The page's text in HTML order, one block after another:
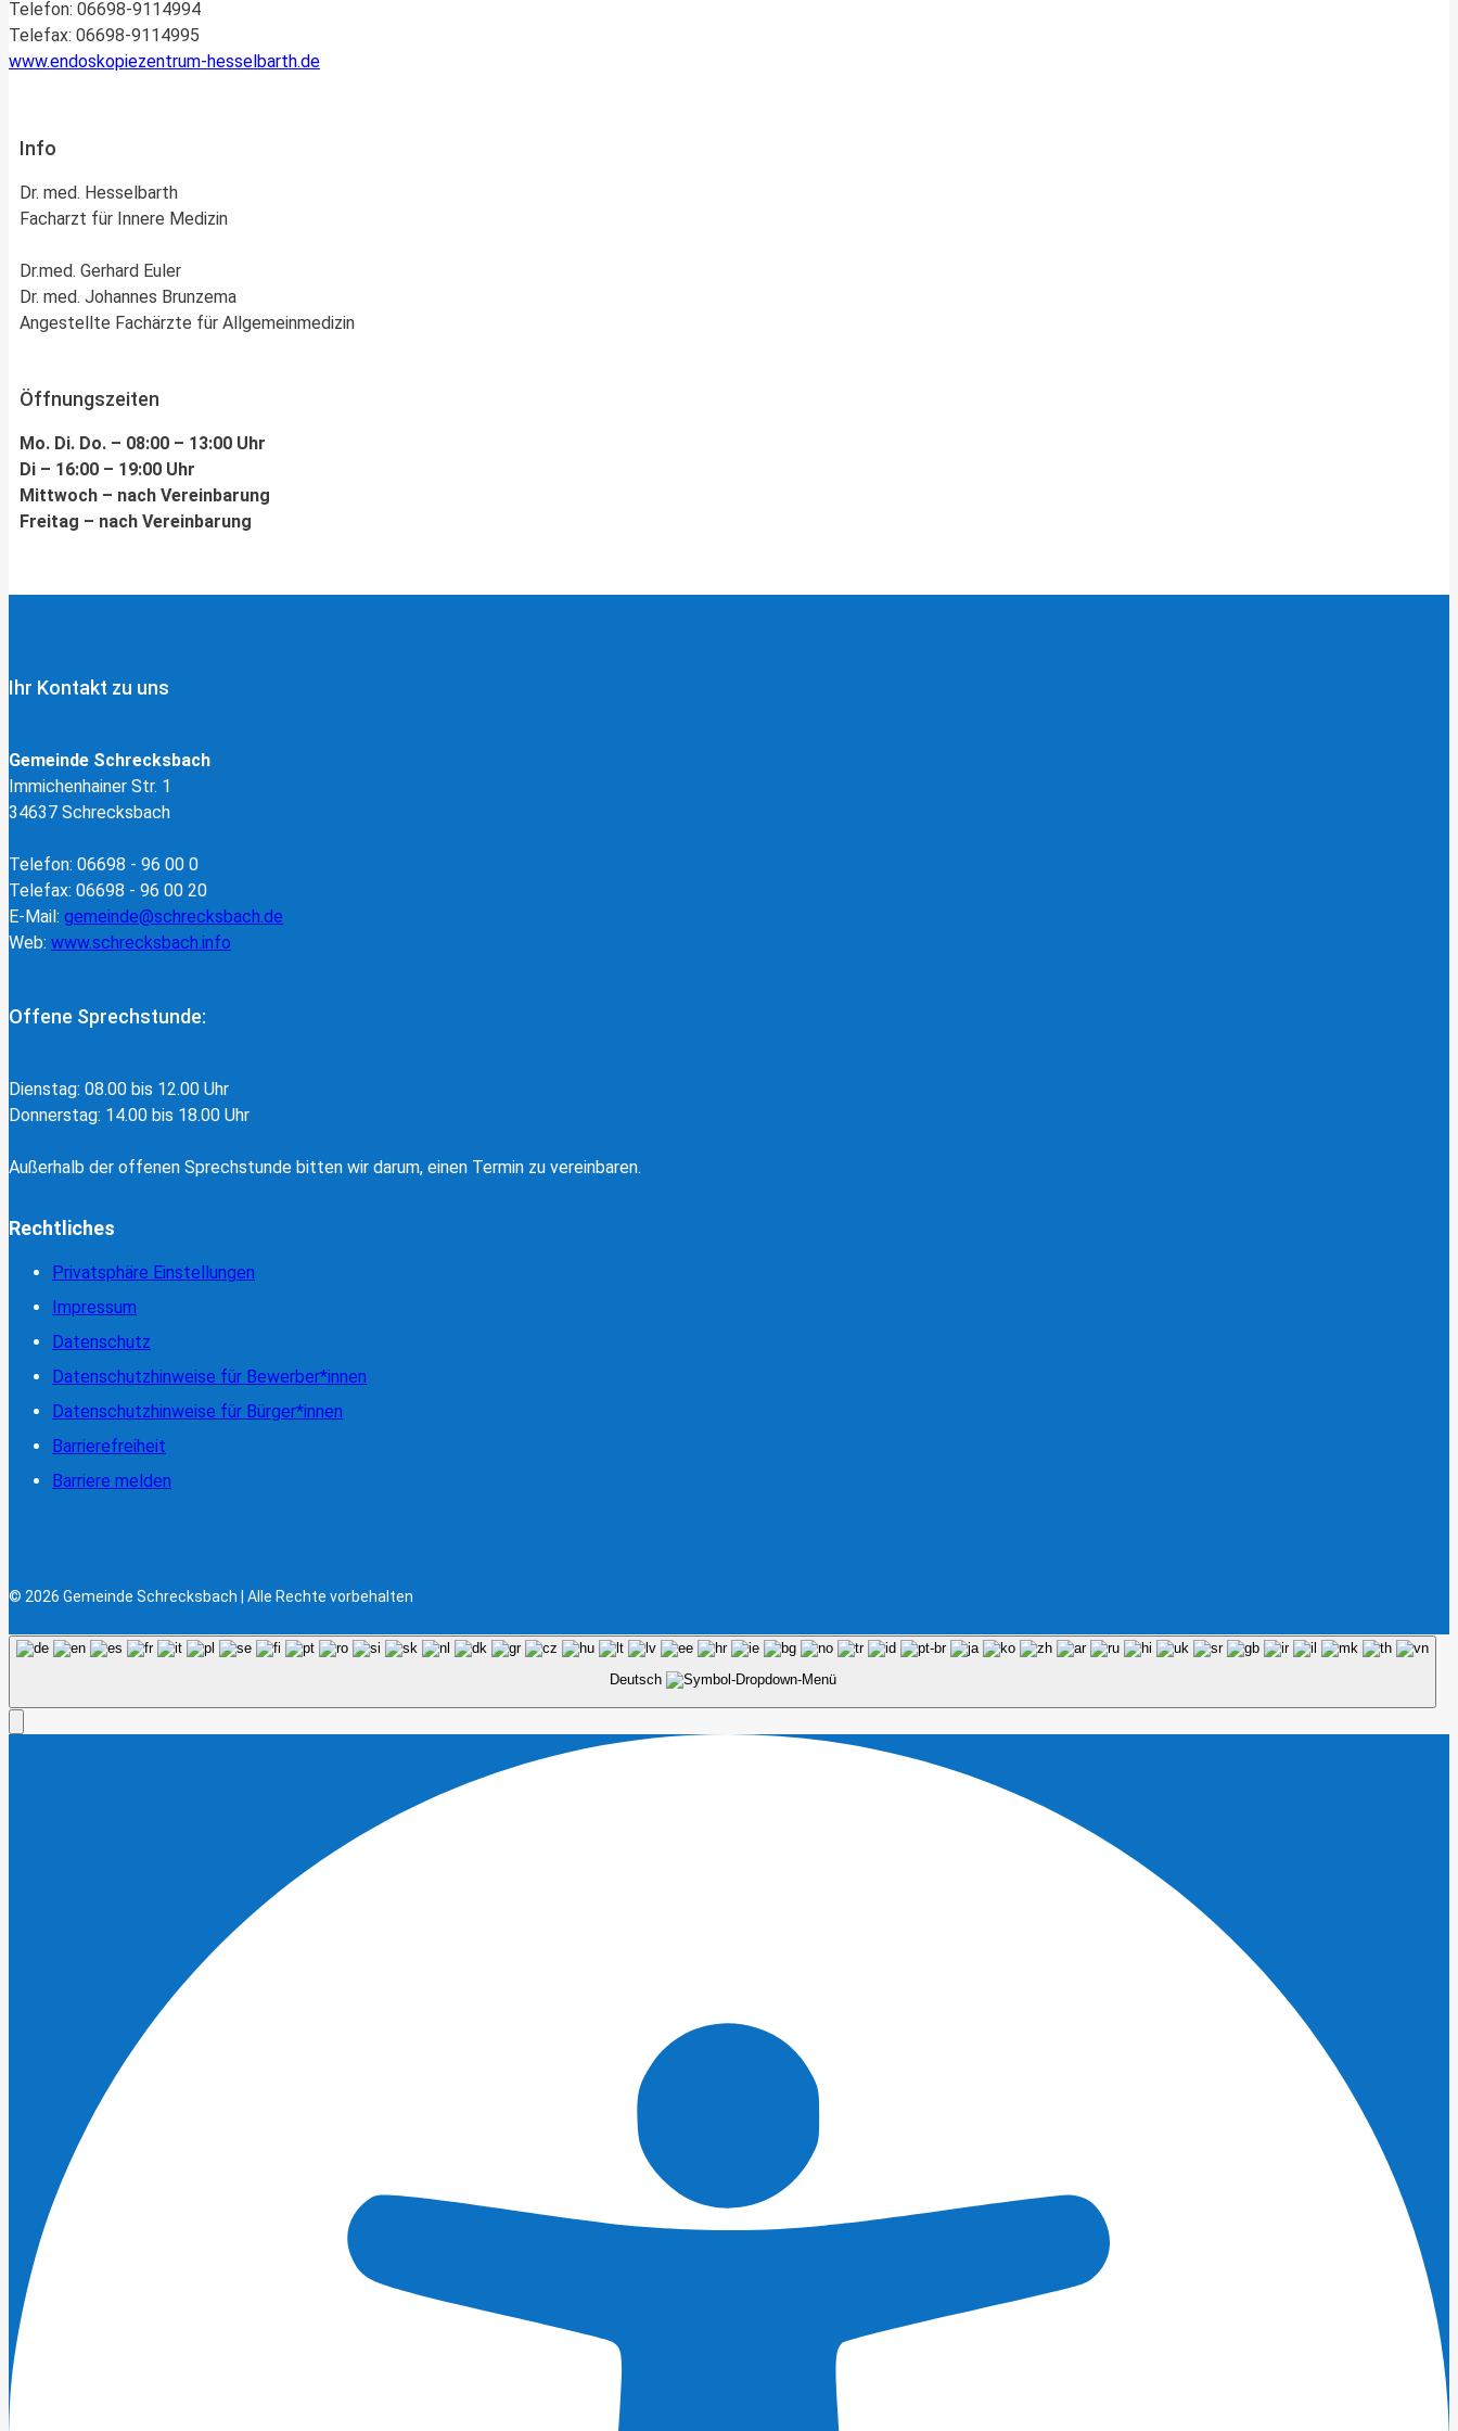
Telefon: 06698-9114994
Telefax: 06698-9114995
www.endoskopiezentrum-hesselbarth.de
Info
Dr. med. Hesselbarth
Facharzt für Innere Medizin
Dr.med. Gerhard Euler
Dr. med. Johannes Brunzema
Angestellte Fachärzte für Allgemeinmedizin
Öffnungszeiten
Mo. Di. Do. – 08:00 – 13:00 Uhr
Di – 16:00 – 19:00 Uhr
Mittwoch – nach Vereinbarung
Freitag – nach Vereinbarung
Ihr Kontakt zu uns
Gemeinde Schrecksbach
Immichenhainer Str. 1
34637 Schrecksbach
Telefon: 06698 - 96 00 0
Telefax: 06698 - 96 00 20
E-Mail: gemeinde@schrecksbach.de
Web: www.schrecksbach.info
Offene Sprechstunde:
Dienstag: 08.00 bis 12.00 Uhr
Donnerstag: 14.00 bis 18.00 Uhr
Außerhalb der offenen Sprechstunde bitten wir darum, einen Termin zu vereinbaren.
Rechtliches
Privatsphäre Einstellungen
Impressum
Datenschutz
Datenschutzhinweise für Bewerber*innen
Datenschutzhinweise für Bürger*innen
Barrierefreiheit
Barriere melden
© 2026 Gemeinde Schrecksbach | Alle Rechte vorbehalten
Deutsch